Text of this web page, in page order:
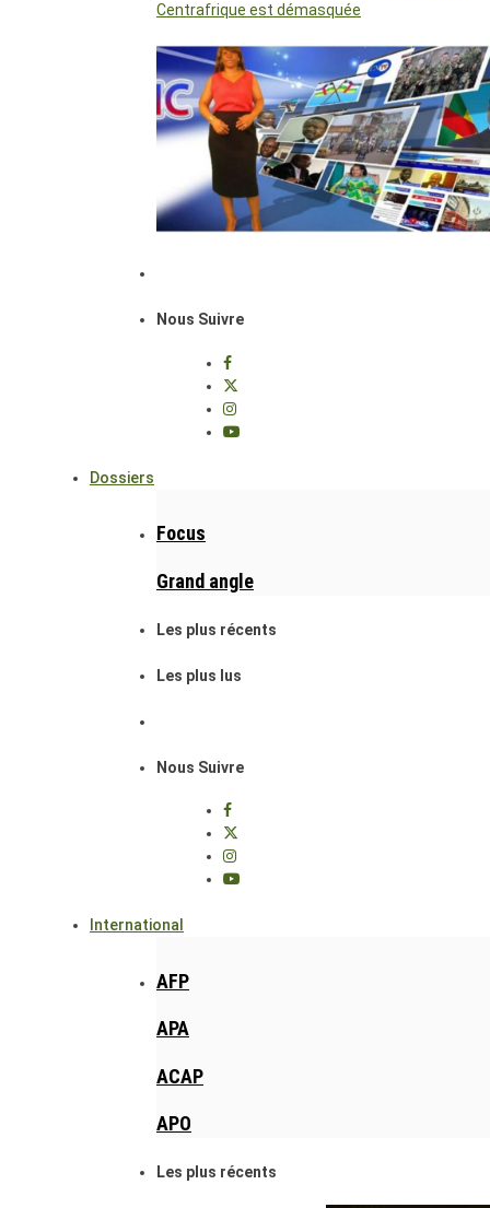
Centrafrique est démasquée
Nous Suivre
Dossiers
Focus
Grand angle
Les plus récents
Les plus lus
Nous Suivre
International
AFP
APA
ACAP
APO
Les plus récents